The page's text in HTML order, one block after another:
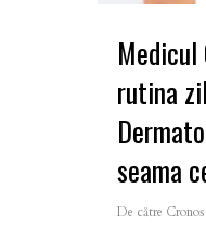
rutina
seama
De către